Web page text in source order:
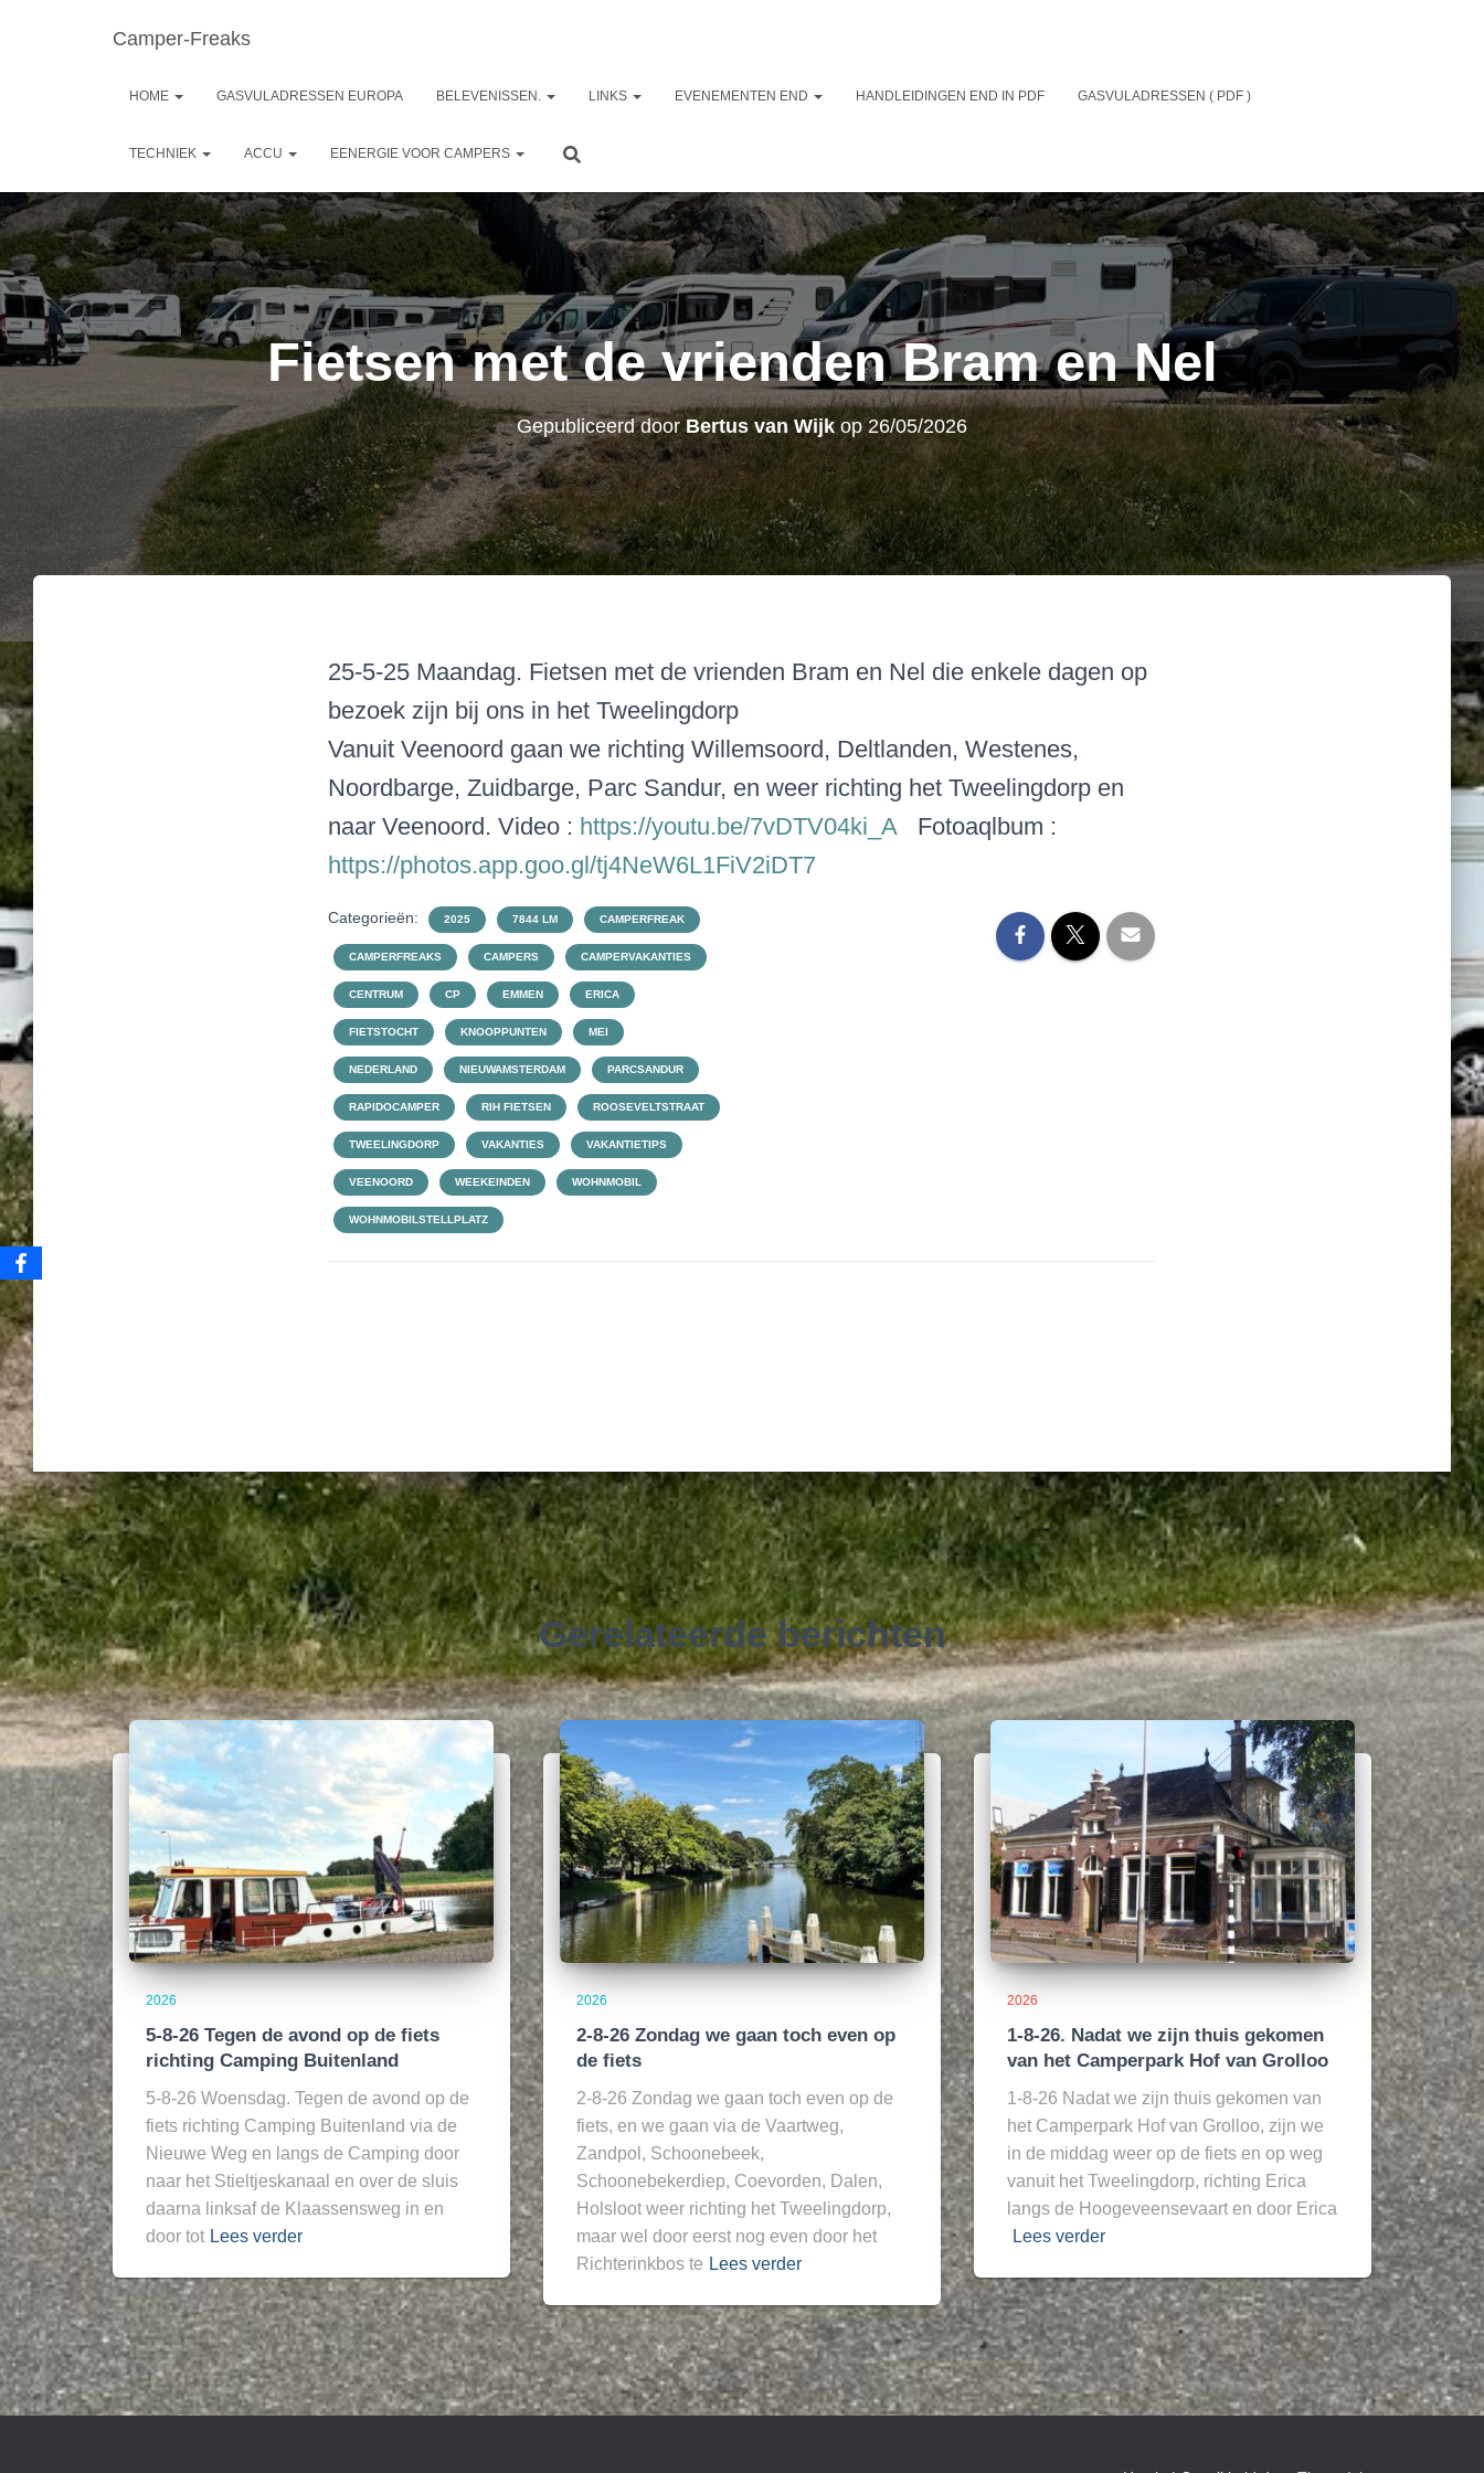
Camper-Freaks
HOME GASVULADRESSEN EUROPA BELEVENISSEN. LINKS EVENEMENTEN END HANDLEIDINGEN END IN PDF GASVULADRESSEN ( PDF )
TECHNIEK ACCU EENERGIE VOOR CAMPERS
Fietsen met de vrienden Bram en Nel
Gepubliceerd doorBertus van Wijkop26/05/2026
25-5-25 Maandag. Fietsen met de vrienden Bram en Nel die enkele dagen op
bezoek zijn bij ons in het Tweelingdorp
Vanuit Veenoord gaan we richting Willemsoord, Deltlanden, Westenes,
Noordbarge, Zuidbarge, Parc Sandur, en weer richting het Tweelingdorp en
naar Veenoord. Video : https://youtu.be/7vDTV04ki_A Fotoaqlbum :
https://photos.app.goo.gl/tj4NeW6L1FiV2iDT7
Categorieën: 2025 7844 LM CAMPERFREAK
CAMPERFREAKS CAMPERS CAMPERVAKANTIES
CENTRUM CP EMMEN ERICA
FIETSTOCHT KNOOPPUNTEN MEI
NEDERLAND NIEUWAMSTERDAM PARCSANDUR
RAPIDOCAMPER RIH FIETSEN ROOSEVELTSTRAAT
TWEELINGDORP VAKANTIES VAKANTIETIPS
VEENOORD WEEKEINDEN WOHNMOBIL
WOHNMOBILSTELLPLATZ
Gerelateerde berichten
2026
5-8-26 Tegen de avond op de fiets
richting Camping Buitenland
5-8-26 Woensdag. Tegen de avond op de
fiets richting Camping Buitenland via de
Nieuwe Weg en langs de Camping door
naar het Stieltjeskanaal en over de sluis
daarna linksaf de Klaassensweg in en
door tot Lees verder
2026
2-8-26 Zondag we gaan toch even op
de fiets
2-8-26 Zondag we gaan toch even op de
fiets, en we gaan via de Vaartweg,
Zandpol, Schoonebeek,
Schoonebekerdiep, Coevorden, Dalen,
Holsloot weer richting het Tweelingdorp,
maar wel door eerst nog even door het
Richterinkbos te Lees verder
2026
1-8-26. Nadat we zijn thuis gekomen
van het Camperpark Hof van Grolloo
1-8-26 Nadat we zijn thuis gekomen van
het Camperpark Hof van Grolloo, zijn we
in de middag weer op de fiets en op weg
vanuit het Tweelingdorp, richting Erica
langs de Hoogeveensevaart en door Erica
Lees verder